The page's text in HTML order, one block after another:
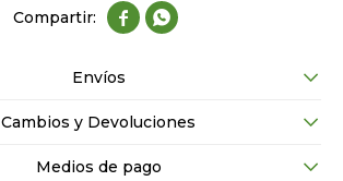
 
Envíos
Cambios y Devoluciones
Medios de pago